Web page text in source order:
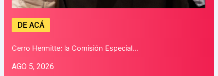
DE ACÁ
Cerro Hermitte: la Comisión Especial…
AGO 5, 2026